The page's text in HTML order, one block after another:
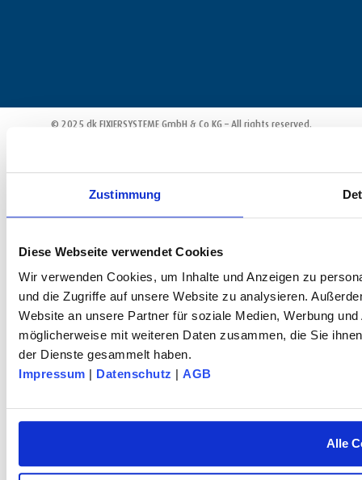
Zustimmung
Diese Webseite verwendet Cookies
Wir verwenden Cookies, um Inhalte und Anzeigen zu
und die Zugriffe auf unsere Website zu analysieren.
Website an unsere Partner für soziale Medien, Werbung
möglicherweise mit weiteren Daten zusammen, die Sie
der Dienste gesammelt haben.
Impressum | Datenschutz | AGB
Alle
© 2025 dk FIXIERSYSTEME GmbH & Co KG – All rights reserved.